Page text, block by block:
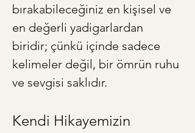
bırakabileceğiniz en kişisel ve
en değerli yadigarlardan
biridir; çünkü içinde sadece
kelimeler değil, bir ömrün ruhu
ve sevgisi saklıdır.
Kendi Hikayemizin